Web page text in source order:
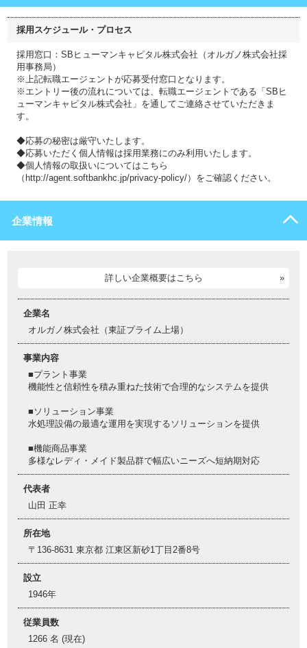
採用スケジュール・プロセス
採用窓口：SBヒューマンキャピタル株式会社（オルガノ株式会社採
用事務局）
※上記転職エージェントが応募受付窓口となります。
※エントリー後の流れについては、転職エージェントである「SBヒ
ューマンキャピタル株式会社」を通してご連絡させていただきま
す。
◆応募の秘密は厳守いたします。
◆応募いただく個人情報は採用業務にのみ利用いたします。
◆個人情報の取扱いについてはこちら
（http://agent.softbankhc.jp/privacy-policy/）をご確認ください。
企業情報
詳しい企業概要はこちら
企業名
オルガノ株式会社（東証プライム上場）
事業内容
■プラント事業
機能性と信頼性を積み重ねた技術で合理的なシステムを提供
■ソリューション事業
水処理設備の最適な運用を実現するソリューションを提供
■機能商品事業
多様なレディ・メイド製品群で幅広いニーズへ短納期対応
代表者
山田 正幸
所在地
〒136-8631 東京都 江東区新砂1丁目2番8号
設立
1946年
従業員数
1266 名 (現在)